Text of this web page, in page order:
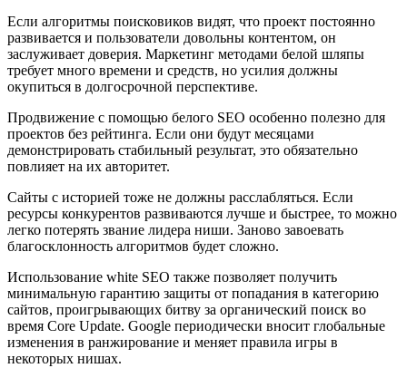
Если алгоритмы поисковиков видят, что проект постоянно
развивается и пользователи довольны контентом, он
заслуживает доверия. Маркетинг методами белой шляпы
требует много времени и средств, но усилия должны
окупиться в долгосрочной перспективе.
Продвижение с помощью белого SEO особенно полезно для
проектов без рейтинга. Если они будут месяцами
демонстрировать стабильный результат, это обязательно
повлияет на их авторитет.
Сайты с историей тоже не должны расслабляться. Если
ресурсы конкурентов развиваются лучше и быстрее, то можно
легко потерять звание лидера ниши. Заново завоевать
благосклонность алгоритмов будет сложно.
Использование white SEO также позволяет получить
минимальную гарантию защиты от попадания в категорию
сайтов, проигрывающих битву за органический поиск во
время Core Update. Google периодически вносит глобальные
изменения в ранжирование и меняет правила игры в
некоторых нишах.